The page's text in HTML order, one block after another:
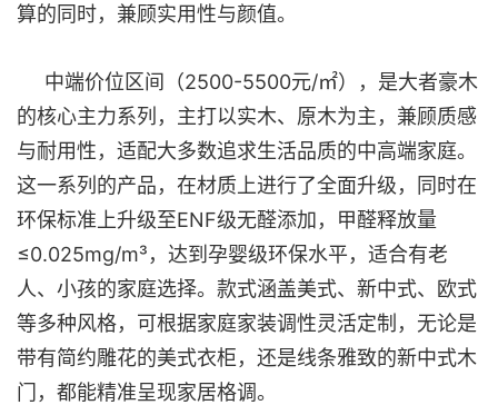
算的同时，兼顾实用性与颜值。
中端价位区间（2500-5500元/㎡），是大者豪木
的核心主力系列，主打以实木、原木为主，兼顾质感
与耐用性，适配大多数追求生活品质的中高端家庭。
这一系列的产品，在材质上进行了全面升级，同时在
环保标准上升级至ENF级无醛添加，甲醛释放量
≤0.025mg/m³，达到孕婴级环保水平，适合有老
人、小孩的家庭选择。款式涵盖美式、新中式、欧式
等多种风格，可根据家庭家装调性灵活定制，无论是
带有简约雕花的美式衣柜，还是线条雅致的新中式木
门，都能精准呈现家居格调。